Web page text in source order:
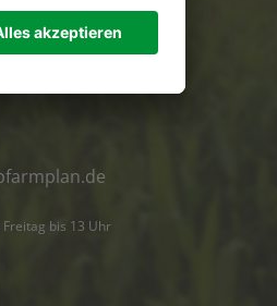
bis 13 Uhr